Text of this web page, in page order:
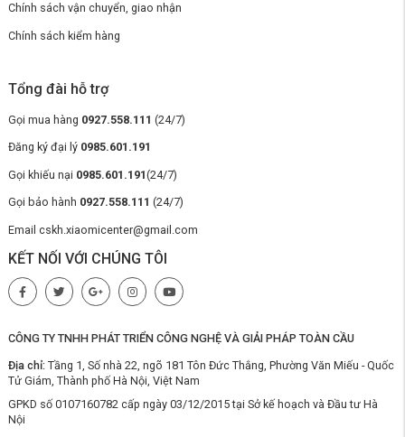
Một trong những điểm đột phá của
Q10 VFchính là công nghệ nhận diện thảm bằng sóng siêu âm. Khi di
hành vi làm sạch. Nếu đang ở chế độ lau, giẻ lau sẽ lập tức được nâng
lên, tránh để thảm bị ướt.
Chính sách vận chuyển, giao nhận
Chính sách kiểm hàng
Tổng đài hỗ trợ
Gọi mua hàng 0927.558.111 (24/7)
Đăng ký đại lý 0985.601.191
Gọi khiếu nại 0985.601.191(24/7)
Gọi bảo hành 0927.558.111 (24/7)
Email cskh.xiaomicenter@gmail.com
KẾT NỐI VỚI CHÚNG TÔI
CÔNG TY TNHH PHÁT TRIỂN CÔNG NGHỆ VÀ GIẢI PHÁP TOÀN CẦU
Địa chỉ: Tầng 1, Số nhà 22, ngõ 181 Tôn Đức Thắng, Phường Văn Miếu - Quốc
Tử Giám, Thành phố Hà Nội, Việt Nam
GPKD số 0107160782 cấp ngày 03/12/2015 tại Sở kế hoạch và Đầu tư Hà
Nội